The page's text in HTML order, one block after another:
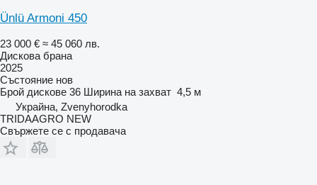
Ünlü Armoni 450
23 000 € ≈ 45 060 лв.
Дискова брана
2025
Състояние нов
Брой дискове 36 Ширина на захват 4,5 м
Украйна, Zvenyhorodka
TRIDAAGRO NEW
Свържете се с продавача